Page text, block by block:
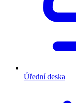
Úřední deska